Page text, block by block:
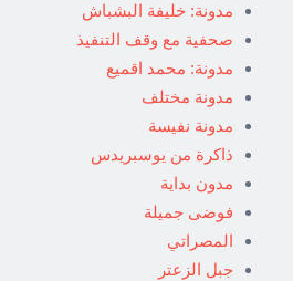
مدونة: خليفة البشباش
صحفية مع وقف التنفيذ
مدونة: محمد اقميع
مدونة مختلف
مدونة نفيسة
ذاكرة من يوسبريدس
مدون بداية
فوضى جميلة
المصراتي
جبل الزعتر